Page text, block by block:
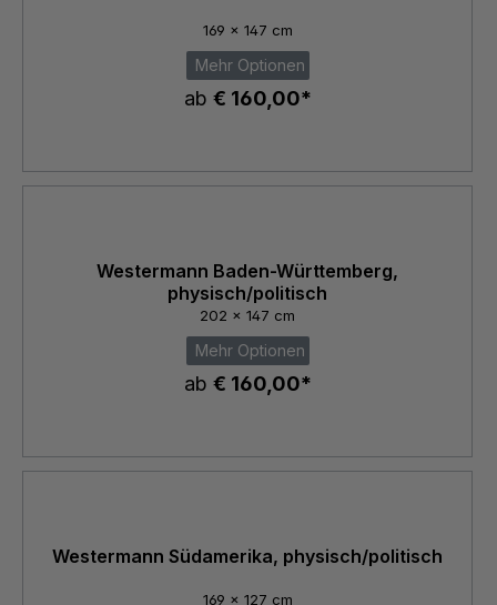
169 x 147 cm
Mehr Optionen
ab € 160,00*
Westermann Baden-Württemberg,
physisch/politisch
202 x 147 cm
Mehr Optionen
ab € 160,00*
Westermann Südamerika, physisch/politisch
169 x 127 cm